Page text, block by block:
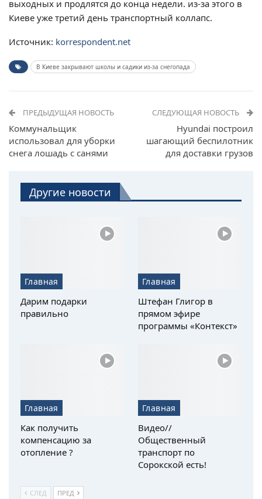
выходных и продлятся до конца недели. из-за этого в
Киеве уже третий день транспортный коллапс.
Источник: korrespondent.net
В Киеве закрывают школы и садики из-за снегопада
ПРЕДЫДУЩАЯ НОВОСТЬ
Коммунальщик
использовал для уборки
снега лошадь с санями
СЛЕДУЮЩАЯ НОВОСТЬ
Hyundai построил
шагающий беспилотник
для доставки грузов
Другие новости
Главная
Дарим подарки
правильно
Главная
Штефан Глигор в
прямом эфире
программы «Контекст»
Главная
Как получить
компенсацию за
отопление ?
Главная
Видео//
Общественный
транспорт по
Сорокской есть!
СЛЕД ПРЕД